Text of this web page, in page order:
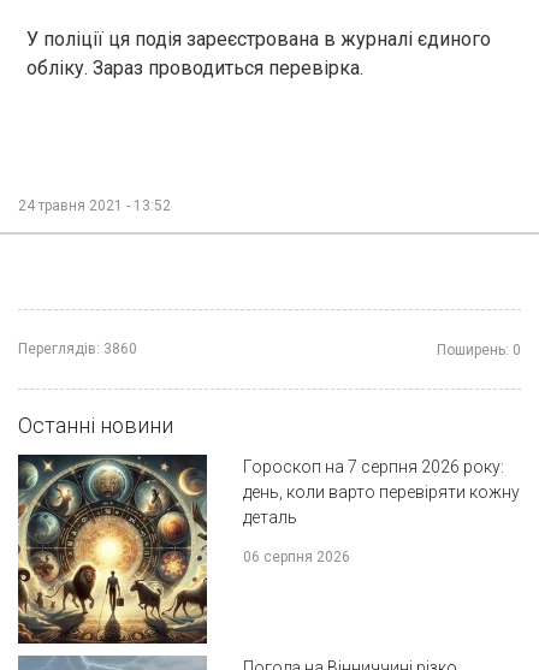
У поліції ця подія зареєстрована в журналі єдиного
обліку. Зараз проводиться перевірка.
24 травня 2021 - 13:52
Переглядів: 3860 Поширень: 0
Останні новини
Гороскоп на 7 серпня 2026 року:
день, коли варто перевіряти кожну
деталь
06 серпня 2026